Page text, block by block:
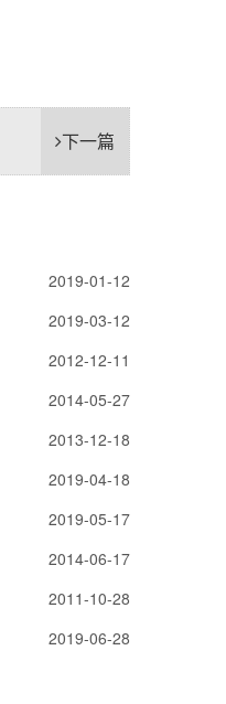
下一篇
2019-01-12
2019-03-12
2012-12-11
2014-05-27
2013-12-18
2019-04-18
2019-05-17
2014-06-17
2011-10-28
2019-06-28